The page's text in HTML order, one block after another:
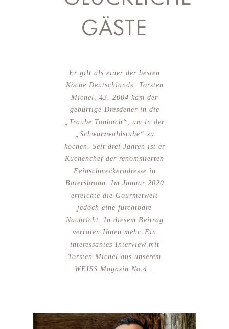
GÄSTE
Er gilt als einer der besten
Köche Deutschlands: Torsten
Michel, 43. 2004 kam der
gebürtige Dresdener in die
„Traube Tonbach“, um in der
„Schwarzwaldstube“ zu
kochen. Seit drei Jahren ist er
Küchenchef der renommierten
Feinschmeckeradresse in
Baiersbronn. Im Januar 2020
erreichte die Gourmetwelt
jedoch eine furchtbare
Nachricht. In diesem Beitrag
verraten Ihnen mehr. Ein
interessantes Interview mit
Torsten Michel aus unserem
WEISS Magazin No.4...